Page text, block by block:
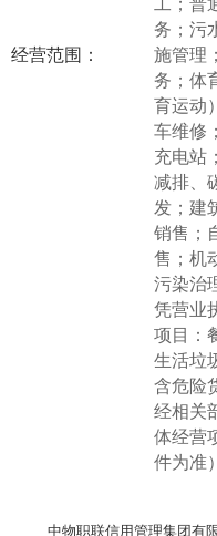
经营范围：
务；污
施管理
务；体
育运动
车维修
充电站
减排、
发；建
销售；
售；机
污染治
凭营业
项目：
生活垃
含危险
经相关
体经营
件为准）
中物职联信用管理集团有